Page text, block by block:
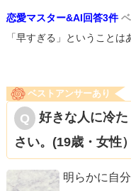
恋愛マスター&AI回答3件
「早すぎる」ということは
ベストアンサーあり
好きな人に冷
さい。(19歳・女性）
明らかに自